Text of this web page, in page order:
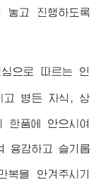
놓고 진행하도록
으로 따르는 인
고 병든 자식, 상
한품에 안으시여
용감하고 슬기롭
을 안겨주시기